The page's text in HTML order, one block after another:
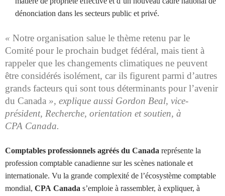
dénonciation dans les secteurs public et privé.
« Notre organisation salue le thème retenu par le
Comité pour le prochain budget fédéral, mais tient à
rappeler que les changements climatiques ne peuvent
être considérés isolément, car ils figurent parmi d’autres
grands facteurs qui sont tous déterminants pour l’avenir
du Canada », explique aussi Gordon Beal, vice-
président, Recherche, orientation et soutien, à
CPA Canada.
Comptables professionnels agréés du Canada représente la
profession comptable canadienne sur les scènes nationale et
internationale. Vu la grande complexité de l’écosystème comptable
mondial, CPA Canada s’emploie à rassembler, à expliquer, à